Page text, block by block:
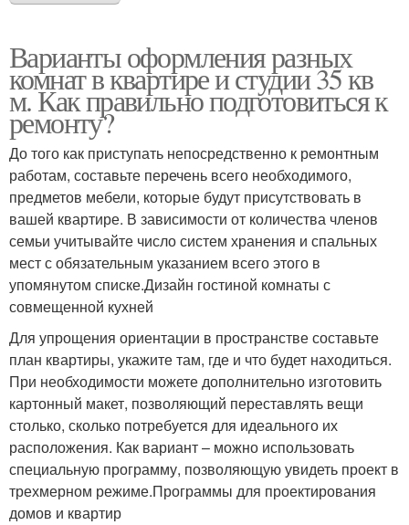
Варианты оформления разных
комнат в квартире и студии 35 кв
м. Как правильно подготовиться к
ремонту?
До того как приступать непосредственно к ремонтным
работам, составьте перечень всего необходимого,
предметов мебели, которые будут присутствовать в
вашей квартире. В зависимости от количества членов
семьи учитывайте число систем хранения и спальных
мест с обязательным указанием всего этого в
упомянутом списке.Дизайн гостиной комнаты с
совмещенной кухней
Для упрощения ориентации в пространстве составьте
план квартиры, укажите там, где и что будет находиться.
При необходимости можете дополнительно изготовить
картонный макет, позволяющий переставлять вещи
столько, сколько потребуется для идеального их
расположения. Как вариант – можно использовать
специальную программу, позволяющую увидеть проект в
трехмерном режиме.Программы для проектирования
домов и квартир